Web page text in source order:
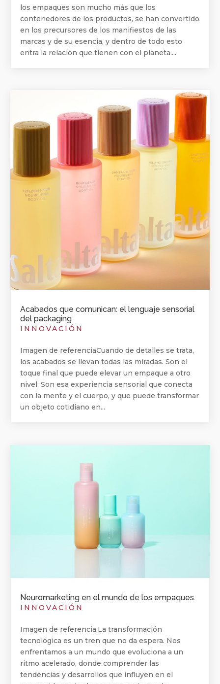
los empaques son mucho más que los
contenedores de los productos, se han convertido
en los precursores de los manifiestos de las
marcas y de su esencia, y dentro de todo esto
entra la relación que tienen con el planeta....
Acabados que comunican: el lenguaje sensorial
del packaging
INNOVACIÓN
Imagen de referenciaCuando de detalles se trata,
los acabados se llevan todas las miradas. Son el
toque final que puede elevar un empaque a otro
nivel. Son esa experiencia sensorial que conecta
con la mente y el cuerpo, y que puede transformar
un objeto cotidiano en...
Neuromarketing en el mundo de los empaques.
INNOVACIÓN
Imagen de referencia.La transformación
tecnológica es un tren que no da espera. Nos
enfrentamos a un mundo que evoluciona a un
ritmo acelerado, donde comprender las
tendencias y desarrollos que influyen en el